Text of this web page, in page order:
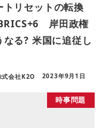
トリセットの転換
岸田政権
なる? 米国に追従し
式会社K2O 2023年9月1日
時事問題